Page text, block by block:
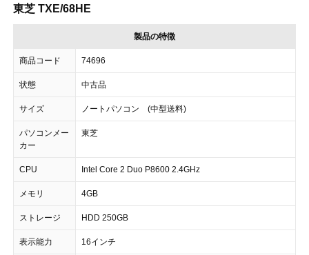
東芝 TXE/68HE
製品の特徴
商品コード 74696
状態 中古品
サイズ ノートパソコン (中型送料)
パソコンメー
カー
東芝
CPU Intel Core 2 Duo P8600 2.4GHz
メモリ 4GB
ストレージ HDD 250GB
表示能力 16インチ